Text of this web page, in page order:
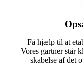
Få hjælp til at
Vores gartner står
skabelse af det